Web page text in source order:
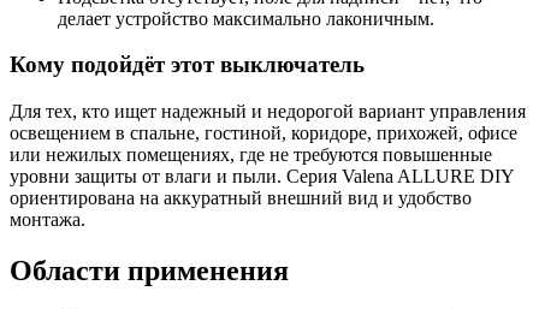
делает устройство максимально лаконичным.
Кому подойдёт этот выключатель
Для тех, кто ищет надежный и недорогой вариант управления
освещением в спальне, гостиной, коридоре, прихожей, офисе
или нежилых помещениях, где не требуются повышенные
уровни защиты от влаги и пыли. Серия Valena ALLURE DIY
ориентирована на аккуратный внешний вид и удобство
монтажа.
Области применения